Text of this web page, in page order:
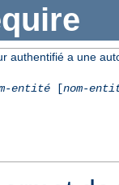
authentifié a une
entité[nom-